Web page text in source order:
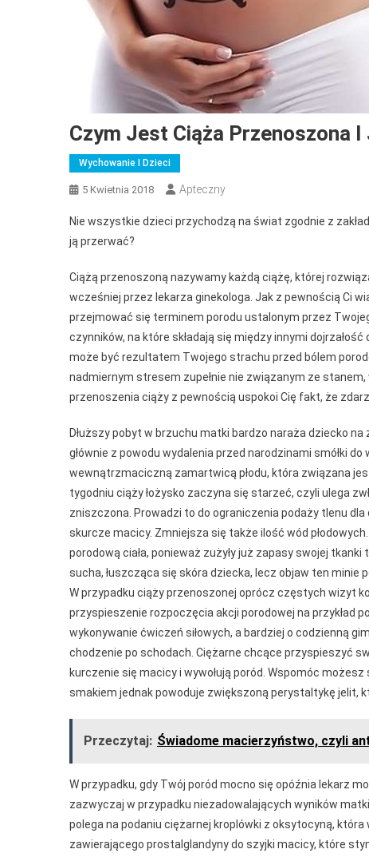
Czym Jest Ciąża Przenoszona
Wychowanie I Dzieci
5 Kwietnia 2018 Apteczny
Nie wszystkie dzieci przychodzą na świat zgodnie z
ją przerwać?
Ciążą przenoszoną nazywamy każdą ciążę, której
wcześniej przez lekarza ginekologa. Jak z pewnością Ci
przejmować się terminem porodu ustalonym przez
czynników, na które składają się między innymi
może być rezultatem Twojego strachu przed bólem
nadmiernym stresem zupełnie nie związanym ze
przenoszenia ciąży z pewnością uspokoi Cię fakt, że
Dłuższy pobyt w brzuchu matki bardzo naraża dziecko
głównie z powodu wydalenia przed narodzinami smółki
wewnątrzmaciczną zamartwicą płodu, która związana
tygodniu ciąży łożysko zaczyna się starzeć, czyli ulega
zniszczona. Prowadzi to do ograniczenia podaży tlenu
skurcze macicy. Zmniejsza się także ilość wód
porodową ciała, ponieważ zużyły już zapasy swojej
sucha, łuszcząca się skóra dziecka, lecz objaw ten minie
W przypadku ciąży przenoszonej oprócz częstych wizyt
przyspieszenie rozpoczęcia akcji porodowej na przykład
wykonywanie ćwiczeń siłowych, a bardziej o codzienną
chodzenie po schodach. Ciężarne chcące przyspieszyć
kurczenie się macicy i wywołują poród. Wspomóc
smakiem jednak powoduje zwiększoną perystaltykę jelit,
Przeczytaj: Świadome macierzyństwo, czyli
W przypadku, gdy Twój poród mocno się opóźnia lekarz
zazwyczaj w przypadku niezadowalających wyników
polega na podaniu ciężarnej kroplówki z oksytocyną,
zawierającego prostalglandyny do szyjki macicy, które